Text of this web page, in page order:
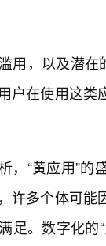
用，以及潜在
户在使用这
，“黄应用”
许多个体可
足。数字化